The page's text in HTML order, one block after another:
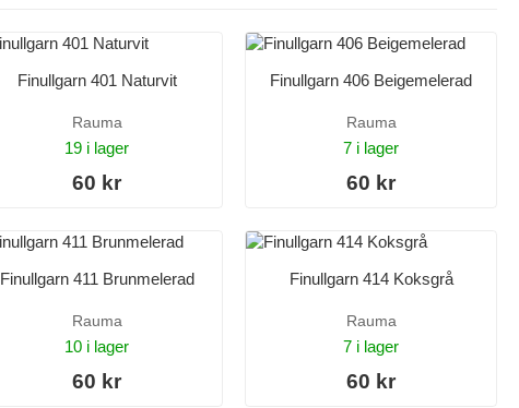
Finullgarn 401 Naturvit
Rauma
19 i lager
60 kr
Finullgarn 406 Beigemelerad
Rauma
7 i lager
60 kr
Finullgarn 411 Brunmelerad
Rauma
10 i lager
60 kr
Finullgarn 414 Koksgrå
Rauma
7 i lager
60 kr